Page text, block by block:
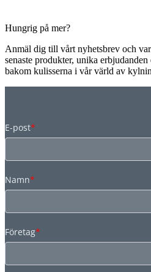
Hungrig på mer?
Anmäl dig till vårt nyhetsbrev och
senaste produkter, unika
bakom kulisserna i vår värld av
E-post*
Namn*
Företag*